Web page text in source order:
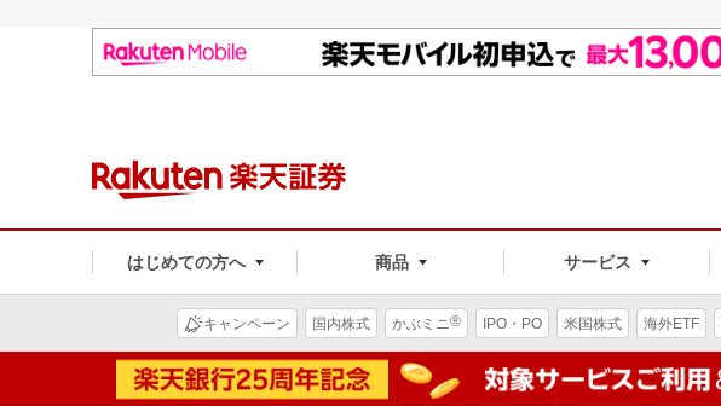
はじめての方へ 商品 サービス
キャンペーン 国内株式 かぶミニ® IPO・PO 米国株式 海外ETF